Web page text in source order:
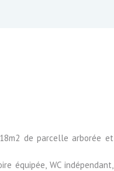
de parcelle arborée et
équipée, WC indépendant,